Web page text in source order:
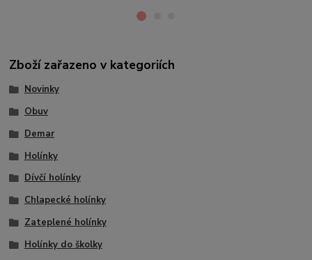
Zboží zařazeno v kategoriích
Novinky
Obuv
Demar
Holínky
Dívčí holínky
Chlapecké holínky
Zateplené holínky
Holínky do školky